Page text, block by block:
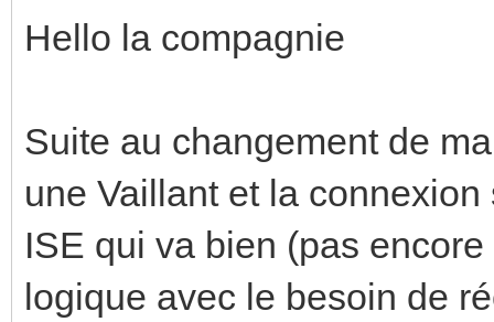
Hello la compagnie
Suite au changement de
une Vaillant et la
ISE qui va bien (pas
logique avec le besoin de